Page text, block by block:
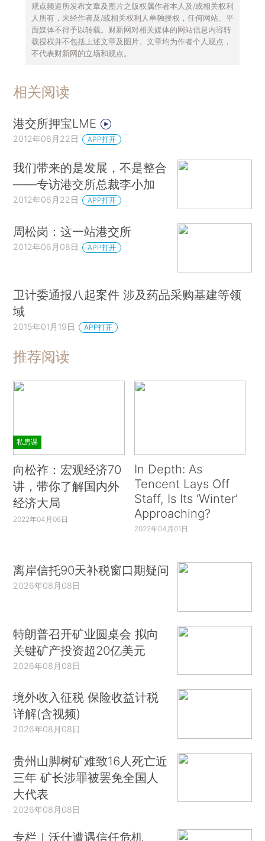
观点频道所发布文章及图片之版权属作者本人及/或相关权利
人所有，未经作者及/或相关权利人单独授权，任何网站、平
面媒体不得予以转载。财新网对相关媒体的网站信息内容转
载授权并不包括上述文章及图片。文章均为作者个人观点，
不代表财新网的立场和观点。
相关阅读
港交所押宝LME
2012年06月22日 APP打开
我们带来的是发展，不是整合
——专访港交所总裁李小加
2012年06月22日 APP打开
周松岗：这一站港交所
2012年06月08日 APP打开
卫计委通报八起案件 涉及药品采购基建等领
域
2015年01月19日 APP打开
推荐阅读
私房课
向松祚：宏观经济70
讲，带你了解国内外
经济大局
2022年04月06日
In Depth: As
Tencent Lays Off
Staff, Is Its ‘Winter’
Approaching?
2022年04月01日
离岸信托90天补税窗口期疑问
2026年08月08日
特朗普召开矿业圆桌会 拟向
关键矿产投资超20亿美元
2026年08月08日
境外收入征税 保险收益计税
详解(含视频)
2026年08月08日
贵州山脚树矿难致16人死亡近
三年 矿长涉罪被罢免全国人
大代表
2026年08月08日
专栏｜沃什遭遇信任危机